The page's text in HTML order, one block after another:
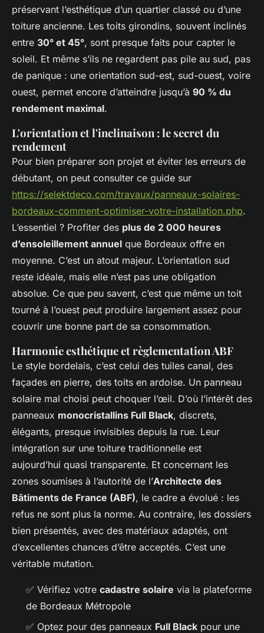
préservant l’esthétique d’un quartier classé ou d’une
toiture ancienne. Les toits girondins, souvent inclinés
entre 30° et 45°, sont presque faits pour capter le
soleil. Et même s’ils ne regardent pas pile au sud, pas
de panique : une orientation sud-est, sud-ouest, voire
ouest, permet encore d’atteindre jusqu’à 90 % du
rendement maximal.
L'orientation et l'inclinaison : le secret du
rendement
Pour bien préparer son projet et éviter les erreurs de
débutant, on peut consulter ce guide sur
https://selektdeco.com/travaux/panneaux-solaires-
bordeaux-comment-optimiser-votre-installation.php.
L’essentiel ? Profiter des plus de 2 000 heures
d’ensoleillement annuel que Bordeaux offre en
moyenne. C’est un atout majeur. L’orientation sud
reste idéale, mais elle n’est pas une obligation
absolue. Ce que peu savent, c’est que même un toit
tourné à l’ouest peut produire largement assez pour
couvrir une bonne part de sa consommation.
Harmonie esthétique et règlementation ABF
Le style bordelais, c’est celui des tuiles canal, des
façades en pierre, des toits en ardoise. Un panneau
solaire mal choisi peut choquer l’œil. D’où l’intérêt des
panneaux monocristallins Full Black, discrets,
élégants, presque invisibles depuis la rue. Leur
intégration sur une toiture traditionnelle est
aujourd’hui quasi transparente. Et concernant les
zones soumises à l’autorité de l’Architecte des
Bâtiments de France (ABF), le cadre a évolué : les
refus ne sont plus la norme. Au contraire, les dossiers
bien présentés, avec des matériaux adaptés, ont
d’excellentes chances d’être acceptés. C’est une
véritable mutation.
✅ Vérifiez votre cadastre solaire via la plateforme
de Bordeaux Métropole
✅ Optez pour des panneaux Full Black pour une